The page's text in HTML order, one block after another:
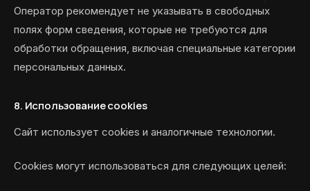
Оператор рекомендует не указывать в свободных
полях форм сведения, которые не требуются для
обработки обращения, включая специальные категории
персональных данных.
8. Использование cookies
Сайт использует cookies и аналогичные технологии.
Cookies могут использоваться для следующих целей: